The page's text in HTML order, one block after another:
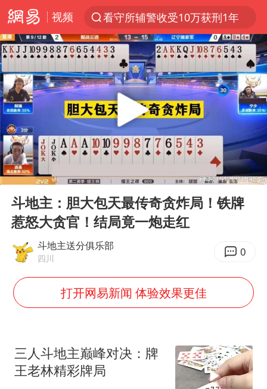
视频
看守所辅警收受10万获刑1年
以“新”破局 首发经济点亮城市消费活力
台风白海豚进入48小时警戒线
中方回应是否在太平洋海底开采稀土
台风白海豚影响中国已成定局
佛得角门将亮相智利俱乐部主场
U17国足1分钟轰2球
宇树科技发行价格150.80元/股
五粮液渠道价一箱上涨近百元
“深圳地面沉降致车辆损坏”不实
把党建设得更加坚强有力
中国养老床位“三连降”
贵州轮胎子公司获美国退税8136万
Play
00:00 01:41
斗地主：胆大包天最传奇贪炸局！铁牌
惹怒大贪官！结局竟一炮走红
斗地主送分俱乐部
四川 0
打开网易新闻 体验效果更佳
三人斗地主巅峰对决：牌
王老林精彩牌局